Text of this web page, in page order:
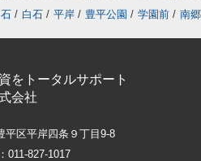
/ 白石 / 平岸 / 豊平公園 / 学園前 / 南
をトータルサポート
会社
区平岸四条９丁目9-8
011-827-1017